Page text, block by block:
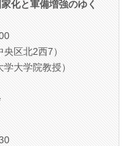
化と軍備増強のゆく
区北2西7）
大学院教授）